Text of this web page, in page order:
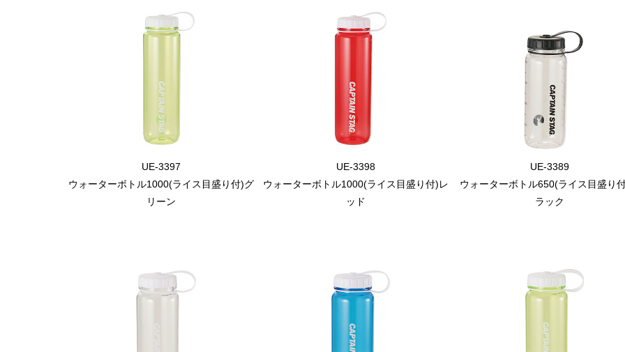
UE-3397
ウォーターボトル1000(ライス目盛り付)グ
リーン
UE-3398
ウォーターボトル1000(ライス目盛り付)レ
ッド
UE-3389
ウォーターボトル650(ライス目盛り
ラック